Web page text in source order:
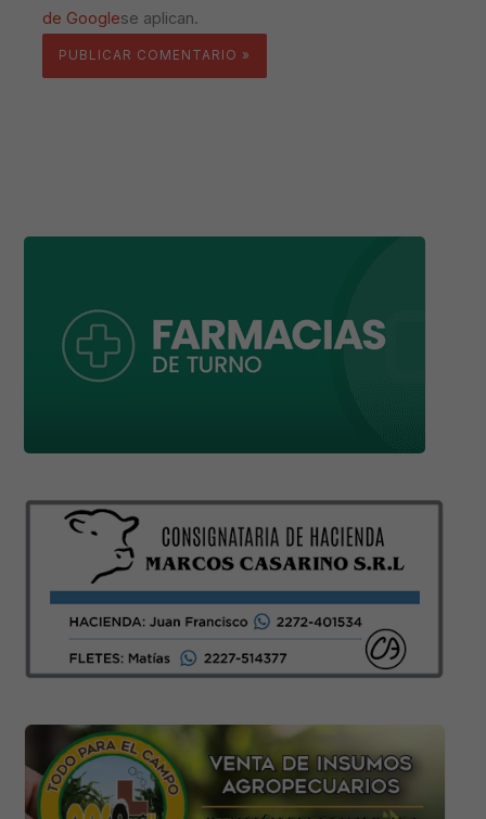
de Googlese aplican.